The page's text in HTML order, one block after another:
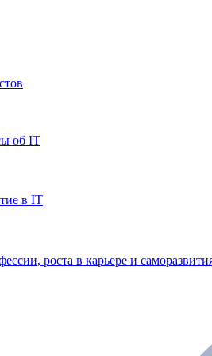
об IT
в IT
роста в карьере и